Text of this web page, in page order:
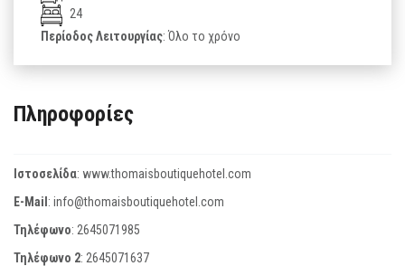
24
Περίοδος Λειτουργίας: Όλο το χρόνο
Πληροφορίες
Ιστοσελίδα: www.thomaisboutiquehotel.com
E-Mail: info@thomaisboutiquehotel.com
Τηλέφωνο: 2645071985
Τηλέφωνο 2: 2645071637